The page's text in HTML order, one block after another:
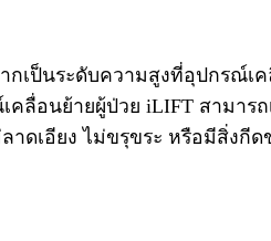
กเป็นระดับความสูงที่อุปกรณ์
ลื่อนย้ายผู้ป่วย iLIFT สามารถ
ดเอียง ไม่ขรุขระ หรือมีสิ่งกีด